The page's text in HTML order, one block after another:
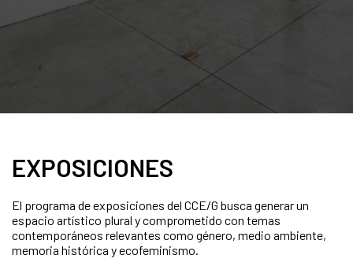
EXPOSICIONES
El programa de exposiciones del CCE/G busca generar un
espacio artístico plural y comprometido con temas
contemporáneos relevantes como género, medio ambiente,
memoria histórica y ecofeminismo.